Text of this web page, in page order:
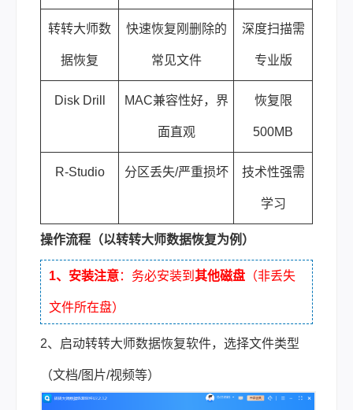
转转大师数
据恢复
快速恢复刚删除的
常见文件
深度扫描需
专业版
Disk Drill MAC兼容性好，界
面直观
恢复限
500MB
R-Studio 分区丢失/严重损坏 技术性强需
学习
操作流程（以转转大师数据恢复为例）
1、安装注意：务必安装到 其他磁盘 （非丢失
文件所在盘）
2、启动转转大师数据恢复软件，选择文件类型
（文档/图片/视频等）